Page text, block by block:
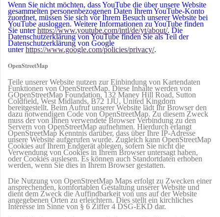
Wenn Sie nicht möchten, dass YouTube die über unsere Website
gesammelten personenbezogenen Daten Ihrem YouTube-Konto
zuordnet, müssen Sie sich vor Ihrem Besuch unserer Website bei
YouTube ausloggen. Weitere Informationen zu YouTube finden
Sie unterhttps://www.youtube.com/intl/de/yt/about/. Die
Datenschutzerklärung von YouTube finden Sie als Teil der
Datenschutzerklärung von Google
unterhttps://www.google.com/policies/privacy/.
OpenStreetMap
Teile unserer Website nutzen zur Einbindung von Kartendaten
Funktionen von OpenStreetMap. Diese Inhalte werden von
GOpenStreetMap Foundation, 132 Maney Hill Road, Sutton
Coldfield, West Midlands, B72 1JU, United Kingdom
bereitgestellt. Beim Aufruf unserer Website lädt Ihr Browser den
dazu notwendigen Code von OpenStreetMap. Zu diesem Zweck
muss der von Ihnen verwendete Browser Verbindung zu den
Servern von OpenStreetMap aufnehmen. Hierdurch erlangt
OpenStreetMap Kenntnis darüber, dass über Ihre IP-Adresse
unsere Website aufgerufen wurde. Zugleich kann OpenStreetMap
Cookies auf Ihrem Endgerät ablegen, sofern Sie nicht die
Verwendung von Cookies in Ihrem Browser untersagt haben,
oder Cookies auslesen. Es können auch Standortdaten erhoben
werden, wenn Sie dies in Ihrem Browser gestatten.
Die Nutzung von OpenStreetMap Maps erfolgt zu Zwecken einer
ansprechenden, komfortablen Gestaltung unserer Website und
dient dem Zweck die Auffindbarkeit von uns auf der Website
angegebenen Orten zu erleichtern. Dies stellt ein kirchliches
Interesse im Sinne von § 6 Ziffer 4 DSG-EKD dar.